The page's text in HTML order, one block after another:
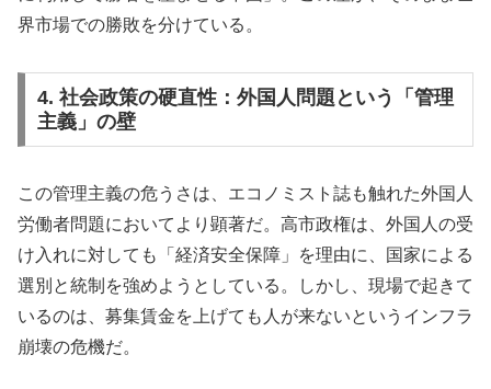
界市場での勝敗を分けている。
4. 社会政策の硬直性：外国人問題という「管理
主義」の壁
この管理主義の危うさは、エコノミスト誌も触れた外国人
労働者問題においてより顕著だ。高市政権は、外国人の受
け入れに対しても「経済安全保障」を理由に、国家による
選別と統制を強めようとしている。しかし、現場で起きて
いるのは、募集賃金を上げても人が来ないというインフラ
崩壊の危機だ。